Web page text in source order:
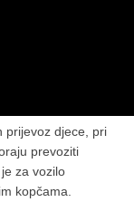
prijevoz djece, pri
prevoziti
za vozilo
kopčama.